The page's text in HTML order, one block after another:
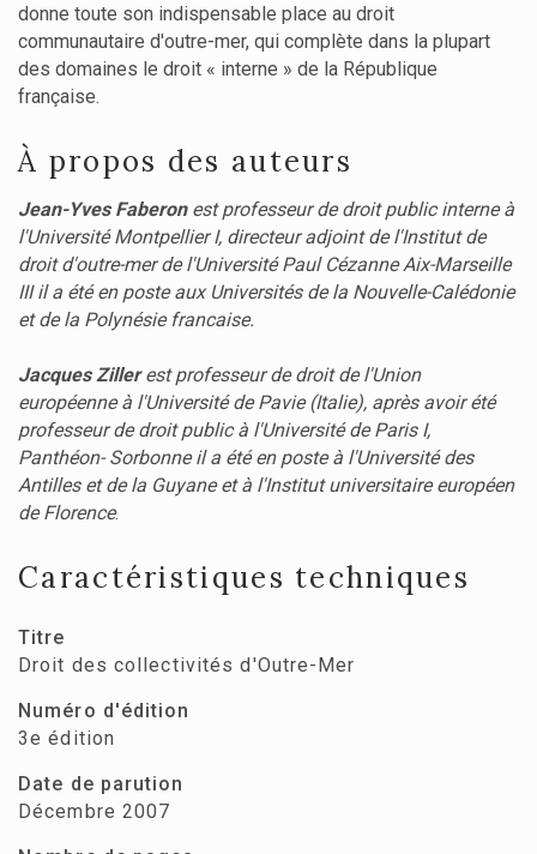
donne toute son indispensable place au droit
communautaire d'outre-mer, qui complète dans la plupart
des domaines le droit « interne » de la République
française.
À propos des auteurs
Jean-Yves Faberonest professeur de droit public interne à
l'Université Montpellier I, directeur adjoint de l'Institut de
droit d'outre-mer de l'Université Paul Cézanne Aix-Marseille
III il a été en poste aux Universités de la Nouvelle-Calédonie
et de la Polynésie francaise.
Jacques Zillerest professeur de droit de l'Union
européenne à l'Université de Pavie (Italie), après avoir été
professeur de droit public à l'Université de Paris I,
Panthéon- Sorbonne il a été en poste à l'Université des
Antilles et de la Guyane et à l'Institut universitaire européen
de Florence.
Caractéristiques techniques
Titre
Droit des collectivités d'Outre-Mer
Numéro d'édition
3e édition
Date de parution
Décembre 2007